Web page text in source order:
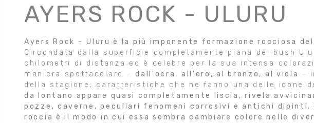
AYERS ROCK - ULURU
Ayers Rock - Uluru è la più imponente formazione rocciosa
Circondata dalla superficie completamente piana del bush
chilometri di distanza ed è celebre per la sua intensa
maniera spettacolare -dall'ocra, all'oro, al bronzo, al viola -
della stagione; caratteristiche che ne fanno una delle icone
da lontano appare quasi completamente liscia, rivela
pozze, caverne, peculiari fenomeni corrosivi e antichi
roccia è il modo in cui essa sembra cambiare colore nelle